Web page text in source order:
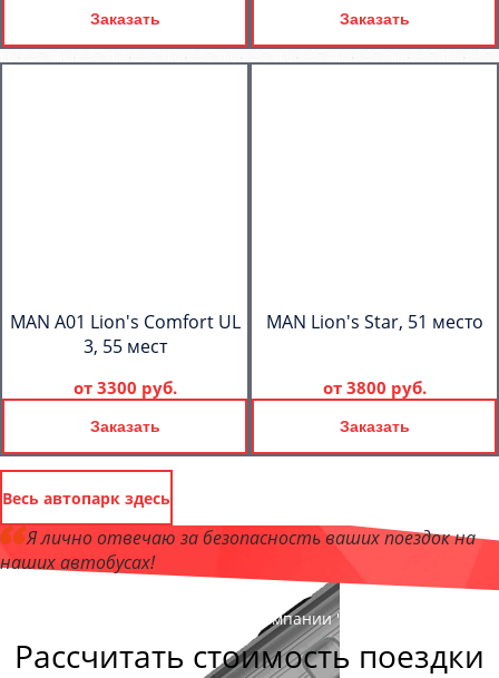
Заказать Заказать
MAN A01 Lion's Comfort UL
3, 55 мест
от 3300 руб.
Заказать
MAN Lion's Star, 51 место
от 3800 руб.
Заказать
Весь автопарк здесь
Я лично отвечаю за безопасность ваших поездок на
наших автобусах!
, директор компании "СочиБас"
Рассчитать стоимость поездки